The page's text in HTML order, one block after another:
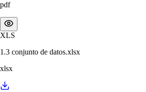
pdf
XLS
1.3 conjunto de datos.xlsx
xlsx